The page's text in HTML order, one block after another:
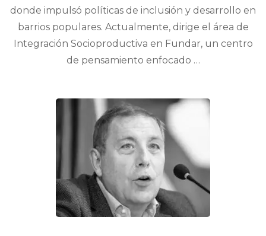
donde impulsó políticas de inclusión y desarrollo en
barrios populares. Actualmente, dirige el área de
Integración Socioproductiva en Fundar, un centro
de pensamiento enfocado …